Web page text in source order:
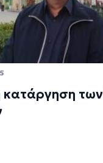
κατάργηση